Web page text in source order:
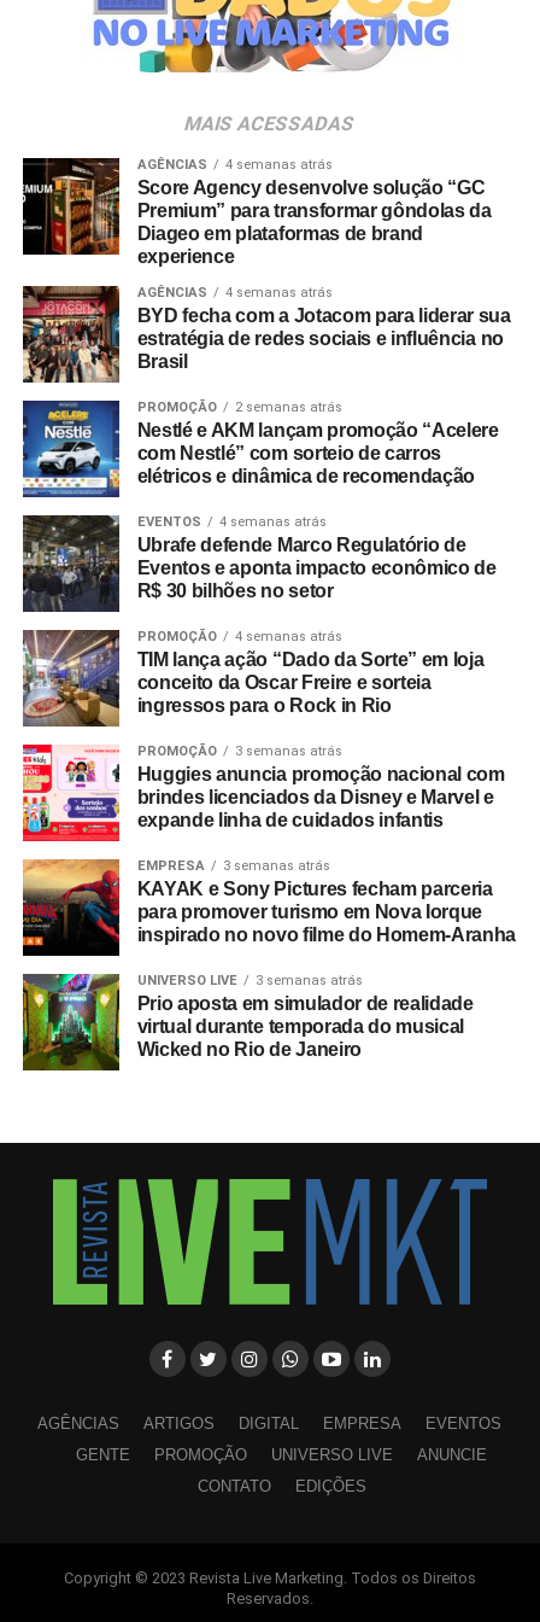
Villa Lobos.
Para ingressar no programa e participar do sorteio, os
Shopping Villa Lobos, efetuar o cadastro e enviar
comprovantes fiscais de qualquer valor. O regulamento
completo está disponível no site do empreendimento.
MAIS ACESSADAS
AGÊNCIAS 4 semanas atrás
Score Agency desenvolve solução “GC
Premium” para transformar gôndolas da
Diageo em plataformas de brand
experience
AGÊNCIAS 4 semanas atrás
BYD fecha com a Jotacom para liderar sua
estratégia de redes sociais e influência no
Brasil
PROMOÇÃO 2 semanas atrás
Nestlé e AKM lançam promoção “Acelere
com Nestlé” com sorteio de carros
elétricos e dinâmica de recomendação
EVENTOS 4 semanas atrás
Ubrafe defende Marco Regulatório de
Eventos e aponta impacto econômico de
R$ 30 bilhões no setor
PROMOÇÃO 4 semanas atrás
TIM lança ação “Dado da Sorte” em loja
conceito da Oscar Freire e sorteia
ingressos para o Rock in Rio
PROMOÇÃO 3 semanas atrás
Huggies anuncia promoção nacional com
brindes licenciados da Disney e Marvel e
expande linha de cuidados infantis
EMPRESA 3 semanas atrás
KAYAK e Sony Pictures fecham parceria
para promover turismo em Nova Iorque
inspirado no novo filme do Homem-Aranha
UNIVERSO LIVE 3 semanas atrás
Prio aposta em simulador de realidade
virtual durante temporada do musical
Wicked no Rio de Janeiro
AGÊNCIAS ARTIGOS DIGITAL EMPRESA
EVENTOS
GENTE
PROMOÇÃO UNIVERSO LIVE
ANUNCIE
CONTATO
EDIÇÕES
Copyright © 2023 Revista Live Marketing. Todos os Direitos
Reservados.
WhatsAppFacebook LinkedInPinterest